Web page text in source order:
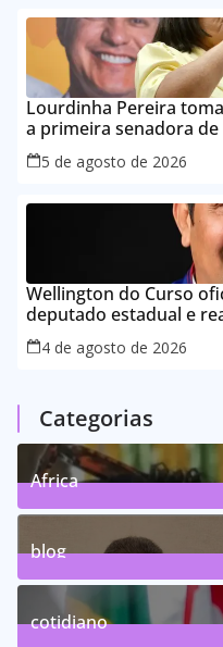
Lourdinha Pereira
a primeira senadora de
5 de agosto de 2026
Wellington do Curso
deputado estadual e
povo do Maranhão
4 de agosto de 2026
Categorias
Africa
blog
cotidiano